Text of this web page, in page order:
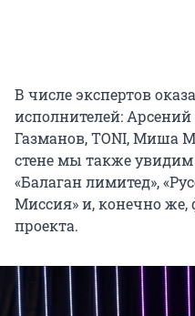
В числе экспертов
исполнителей:
Газманов, TONI, Миша
стене мы также
«Балаган лимитед»,
Миссия» и, конечно же,
проекта.